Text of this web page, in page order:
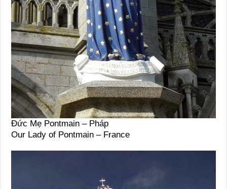
Đức Mẹ Pontmain – Pháp
Our Lady of Pontmain – France